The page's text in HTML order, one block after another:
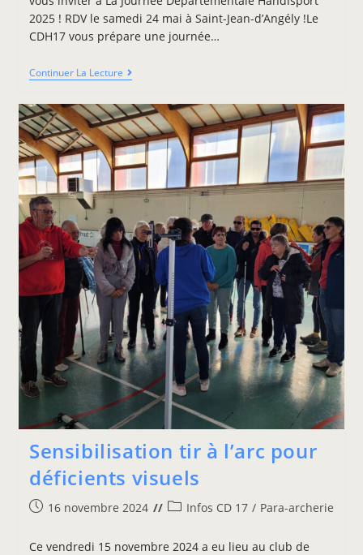
2025 ! RDV le samedi 24 mai à Saint-Jean-d’Angély !Le
CDH17 vous prépare une journée…
Continuer La Lecture
Sensibilisation tir à l’arc pour
déficients visuels
16 novembre 2024 Infos CD 17 / Para-archerie
Ce vendredi 15 novembre 2024 a eu lieu au club de